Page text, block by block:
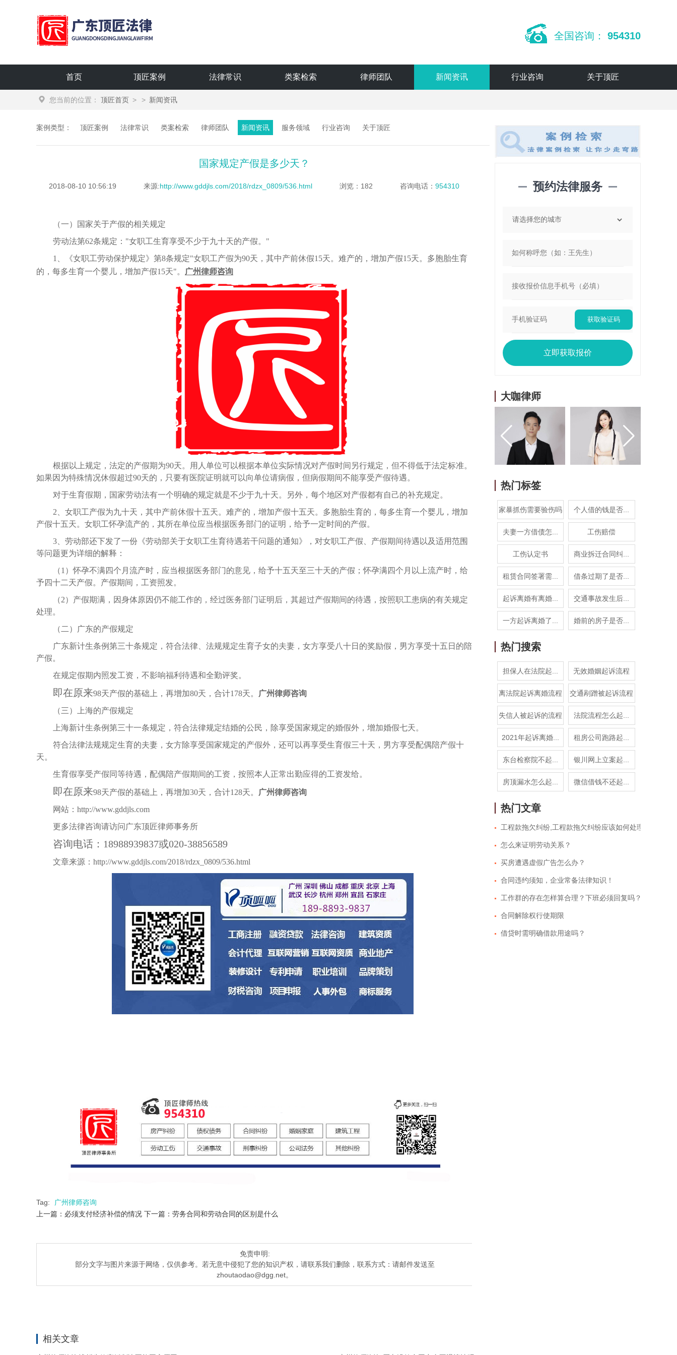
广东顶匠律师事务所
全国咨询： 954310
首页 顶匠案例 法律常识 类案检索 律师团队 新闻资讯 行业咨询 关于顶匠
您当前的位置： 顶匠首页 > > 新闻资讯
案例类型： 顶匠案例 法律常识 类案检索 律师团队 新闻资讯 服务领域 行业咨询 关于顶匠
国家规定产假是多少天？
2018-08-10 10:56:19 来源:http://www.gddjls.com/2018/rdzx_0809/536.html 浏览：182 咨询电话： 954310
（一）国家关于产假的相关规定
劳动法第62条规定："女职工生育享受不少于九十天的产假。"
1、《女职工劳动保护规定》第8条规定"女职工产假为90天，其中产前休假15天。难产的，增加产假15天。多胞胎生育
的，每多生育一个婴儿，增加产假15天"。
广州律师咨询
根据以上规定，法定的产假期为90天。用人单位可以根据本单位实际情况对产假时间另行规定，但不得低于法定标准。
如果因为特殊情况休假超过90天的，只要有医院证明就可以向单位请病假，但病假期间不能享受产假待遇。
对于生育假期，国家劳动法有一个明确的规定就是不少于九十天。另外，每个地区对产假都有自己的补充规定。
2、女职工产假为九十天，其中产前休假十五天。难产的，增加产假十五天。多胞胎生育的，每多生育一个婴儿，增加
产假十五天。女职工怀孕流产的，其所在单位应当根据医务部门的证明，给予一定时间的产假。
3、劳动部还下发了一份《劳动部关于女职工生育待遇若干问题的通知》，对女职工产假、产假期间待遇以及适用范围
等问题更为详细的解释：
（1）怀孕不满四个月流产时，应当根据医务部门的意见，给予十五天至三十天的产假；怀孕满四个月以上流产时，给
予四十二天产假。产假期间，工资照发。
（2）产假期满，因身体原因仍不能工作的，经过医务部门证明后，其超过产假期间的待遇，按照职工患病的有关规定
处理。
（二）广东的产假规定
广东新计生条例第三十条规定，符合法律、法规规定生育子女的夫妻，女方享受八十日的奖励假，男方享受十五日的陪
产假。
在规定假期内照发工资，不影响福利待遇和全勤评奖。
即在原来98天产假的基础上，再增加80天，合计178天。
广州律师咨询
（三）上海的产假规定
上海新计生条例第三十一条规定，符合法律规定结婚的公民，除享受国家规定的婚假外，增加婚假七天。
符合法律法规规定生育的夫妻，女方除享受国家规定的产假外，还可以再享受生育假三十天，男方享受配偶陪产假十
天。
生育假享受产假同等待遇，配偶陪产假期间的工资，按照本人正常出勤应得的工资发给。
即在原来98天产假的基础上，再增加30天，合计128天。
广州律师咨询
网站： http://www.gddjls.com
更多法律咨询请访问广东顶匠律师事务所
咨询电话：18988939837或020-38856589
文章来源： http://www.gddjls.com/2018/rdzx_0809/536.html
Tag:
广州律师咨询
上一篇：必须支付经济补偿的情况 下一篇：劳务合同和劳动合同的区别是什么
免责申明:
部分文字与图片来源于网络，仅供参考。若无意中侵犯了您的知识产权，请联系我们删除，联系方式：请邮件发送至
zhoutaodao@dgg.net。
预约法律服务
获取验证码
立即获取报价
大咖律师
热门标签
家暴抓伤需要验伤吗 个人借的钱是否...
夫妻一方借债怎... 工伤赔偿
工伤认定书 商业拆迁合同纠...
租赁合同签署需... 借条过期了是否...
起诉离婚有离婚... 交通事故发生后...
一方起诉离婚了... 婚前的房子是否...
热门搜索
担保人在法院起... 无效婚姻起诉流程
离法院起诉离婚流程 交通剐蹭被起诉流程
失信人被起诉的流程 法院流程怎么起...
2021年起诉离婚... 租房公司跑路起...
东台检察院不起... 银川网上立案起...
房顶漏水怎么起... 微信借钱不还起...
热门文章
工程款拖欠纠纷,工程款拖欠纠纷应该如何处理
怎么来证明劳动关系？
买房遭遇虚假广告怎么办？
合同违约须知，企业常备法律知识！
工作群的存在怎样算合理？下班必须回复吗？
合同解除权行使期限
借贷时需明确借款用途吗？
相关文章